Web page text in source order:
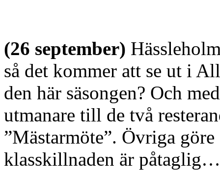
(26 september)
så det kommer att se ut i
den här säsongen? Och
utmanare till de två
”Mästarmöte”. Övriga
klasskillnaden är påtaglig…